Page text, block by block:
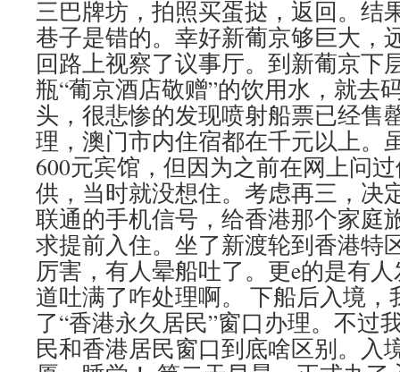
三巴牌坊，拍照买蛋挞，返回。结
巷子是错的。幸好新葡京够巨大，
回路上视察了议事厅。到新葡京下
瓶“葡京酒店敬赠”的饮用水，就去
头，很悲惨的发现喷射船票已经售
理，澳门市内住宿都在千元以上。
600元宾馆，但因为之前在网上问
供，当时就没想住。考虑再三，决
联通的手机信号，给香港那个家庭
求提前入住。坐了新渡轮到香港特
厉害，有人晕船吐了。更e的是有
道吐满了咋处理啊。 下船后入境，
了“香港永久居民”窗口办理。不过
民和香港居民窗口到底啥区别。入